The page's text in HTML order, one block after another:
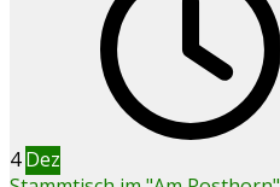
4 Dez